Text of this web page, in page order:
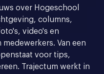
over Hogeschool
columns,
video's en
Van een
voor tips,
Trajectum werkt in